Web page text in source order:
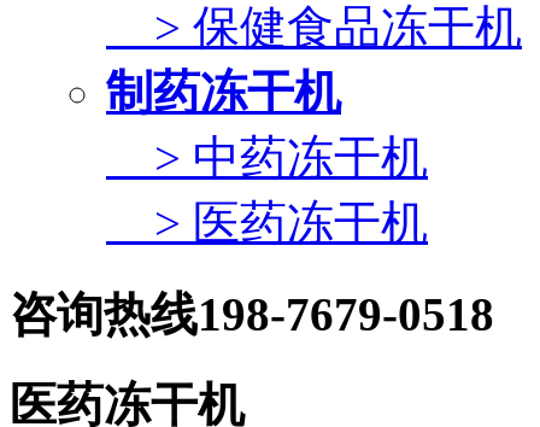
> 保健食品冻干机
制药冻干机
> 中药冻干机
> 医药冻干机
咨询热线198-7679-0518
医药冻干机